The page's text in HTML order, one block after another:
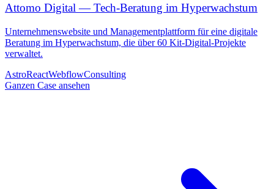
Attomo Digital — Tech-Beratung im Hyperwachstum
Unternehmenswebsite und Managementplattform für eine digitale
Beratung im Hyperwachstum, die über 60 Kit-Digital-Projekte
verwaltet.
AstroReactWebflowConsulting
Ganzen Case ansehen